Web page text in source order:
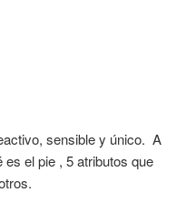
sensible y único. A
el pie , 5 atributos que